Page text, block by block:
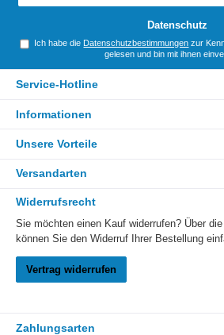
Datenschutz
Ich habe die Datenschutzbestimmungen zur
gelesen und bin mit ihnen
Service-Hotline
Informationen
Unsere Vorteile
Versandarten
Widerrufsrecht
Sie möchten einen Kauf widerrufen? Über
können Sie den Widerruf Ihrer Bestellung
Vertrag widerrufen
Zahlungsarten